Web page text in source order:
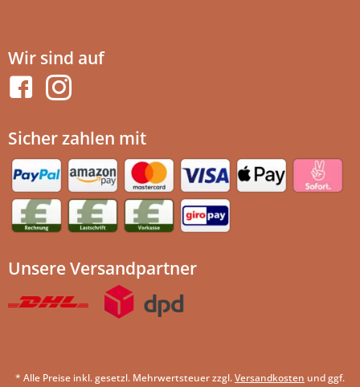
Wir sind auf
Sicher zahlen mit
Unsere Versandpartner
* Alle Preise inkl. gesetzl. Mehrwertsteuer zzgl.Versandkosten und ggf.